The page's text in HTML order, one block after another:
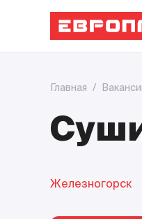
Главная /
Железногорск